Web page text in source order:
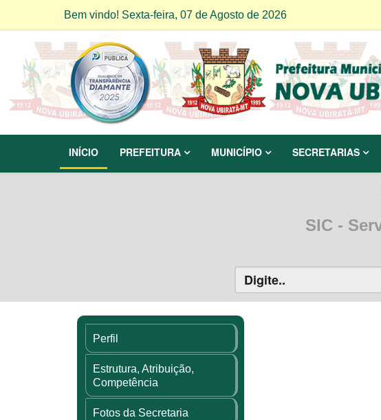
Bem vindo! Sexta-feira, 07 de Agosto de 2026
INÍCIO PREFEITURA MUNICÍPIO SECRETARIAS
SIC -
Perfil
Estrutura, Atribuição,
Competência
Fotos da Secretaria